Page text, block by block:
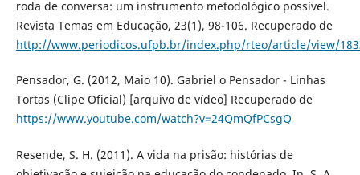
roda de conversa: um instrumento metodológico possível.
Revista Temas em Educação, 23(1), 98-106. Recuperado de
http://www.periodicos.ufpb.br/index.php/rteo/article/view/
Pensador, G. (2012, Maio 10). Gabriel o Pensador - Linhas
Tortas (Clipe Oficial) [arquivo de vídeo] Recuperado de
https://www.youtube.com/watch?v=24QmQfPCsgQ
Resende, S. H. (2011). A vida na prisão: histórias de